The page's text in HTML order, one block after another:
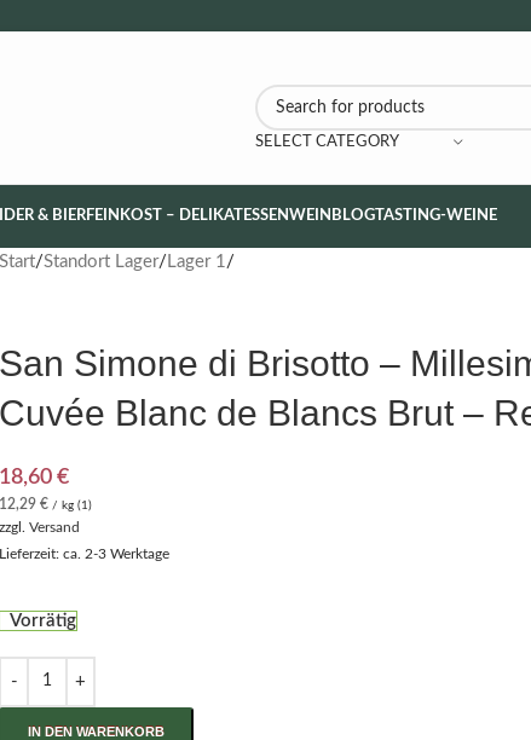
SELECT CATEGORY
& BIERFEINKOST – DELIKATESSENWEINBLOGTASTING-WEINE
Start Standort Lager Lager 1
San Simone di Brisotto –
Cuvée Blanc de Blancs Brut –
18,60 €
12,29 € / kg (1)
zzgl. Versand
Lieferzeit: ca. 2-3 Werktage
Vorrätig
IN DEN WARENKORB